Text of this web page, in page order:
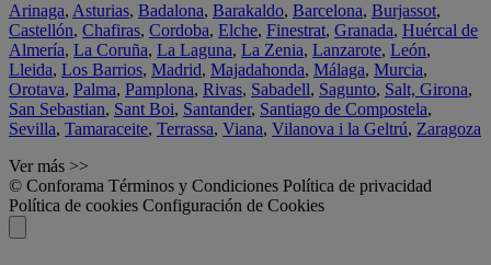
Arinaga, Asturias, Badalona, Barakaldo, Barcelona, Burjassot,
Castellón, Chafiras, Cordoba, Elche, Finestrat, Granada, Huércal de
Almería, La Coruña, La Laguna, La Zenia, Lanzarote, León,
Lleida, Los Barrios, Madrid, Majadahonda, Málaga, Murcia,
Orotava, Palma, Pamplona, Rivas, Sabadell, Sagunto, Salt, Girona,
San Sebastian, Sant Boi, Santander, Santiago de Compostela,
Sevilla, Tamaraceite, Terrassa, Viana, Vilanova i la Geltrú, Zaragoza
Ver más >>
© Conforama Términos y Condiciones Política de privacidad
Política de cookies Configuración de Cookies